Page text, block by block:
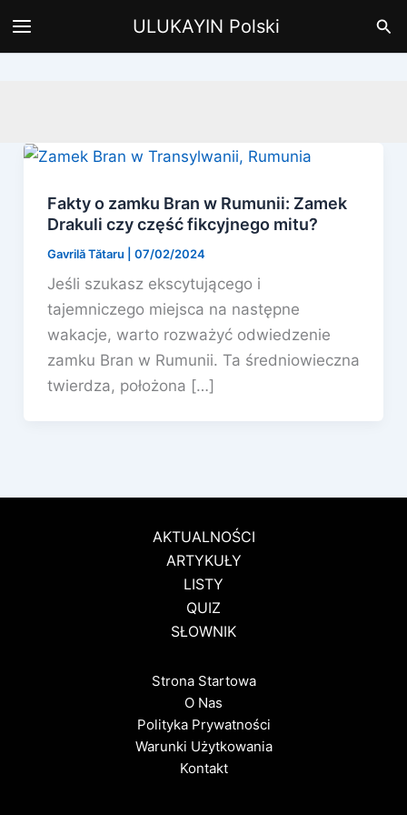
do
ULUKAYIN Polski
Fakty o zamku Bran w Rumunii: Zamek
Drakuli czy część fikcyjnego mitu?
Gavrilă Tătaru 07/02/2024
Jeśli szukasz ekscytującego i
tajemniczego miejsca na następne
wakacje, warto rozważyć odwiedzenie
zamku Bran w Rumunii. Ta średniowieczna
twierdza, położona […]
AKTUALNOŚCI
ARTYKUŁY
LISTY
QUIZ
SŁOWNIK
Strona Startowa
O Nas
Polityka Prywatności
Warunki Użytkowania
Kontakt